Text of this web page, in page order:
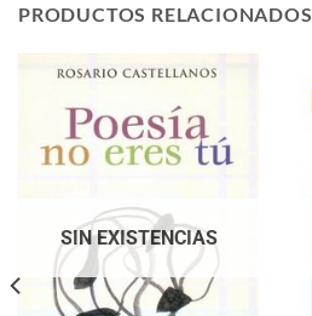
PRODUCTOS RELACIONADOS
SIN EXISTENCIAS